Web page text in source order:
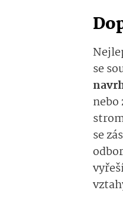
se
nebo
se